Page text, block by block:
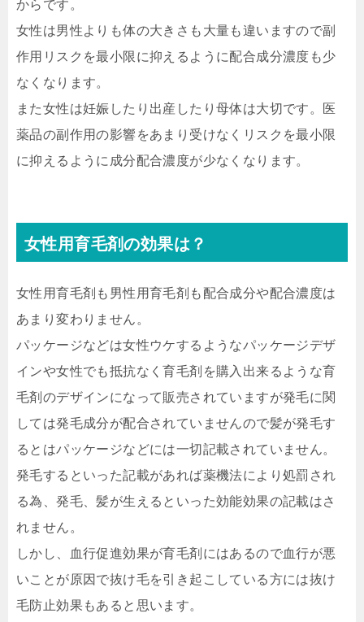
からです。
女性は男性よりも体の大きさも大量も違いますので副
作用リスクを最小限に抑えるように配合成分濃度も少
なくなります。
また女性は妊娠したり出産したり母体は大切です。医
薬品の副作用の影響をあまり受けなくリスクを最小限
に抑えるように成分配合濃度が少なくなります。
女性用育毛剤の効果は？
女性用育毛剤も男性用育毛剤も配合成分や配合濃度は
あまり変わりません。
パッケージなどは女性ウケするようなパッケージデザ
インや女性でも抵抗なく育毛剤を購入出来るような育
毛剤のデザインになって販売されていますが発毛に関
しては発毛成分が配合されていませんので髪が発毛す
るとはパッケージなどには一切記載されていません。
発毛するといった記載があれば薬機法により処罰され
る為、発毛、髪が生えるといった効能効果の記載はさ
れません。
しかし、血行促進効果が育毛剤にはあるので血行が悪
いことが原因で抜け毛を引き起こしている方には抜け
毛防止効果もあると思います。